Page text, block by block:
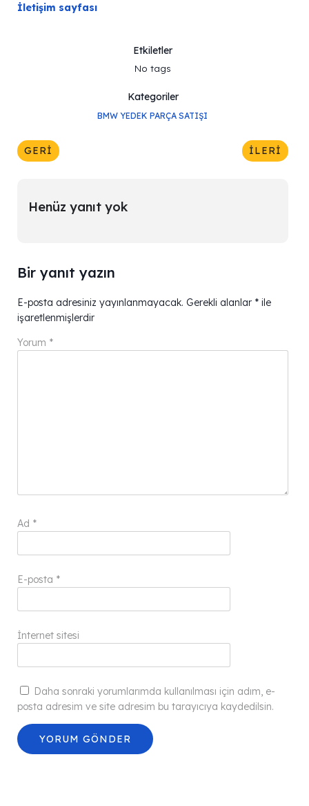
İletişim sayfası
Etkiletler
No tags
Kategoriler
BMW YEDEK PARÇA SATIŞI
GERI İLERI
Henüz yanıt yok
Bir yanıt yazın
E-posta adresiniz yayınlanmayacak. Gerekli alanlar * ile
işaretlenmişlerdir
Yorum *
Ad *
E-posta *
İnternet sitesi
Daha sonraki yorumlarımda kullanılması için adım, e-
posta adresim ve site adresim bu tarayıcıya kaydedilsin.